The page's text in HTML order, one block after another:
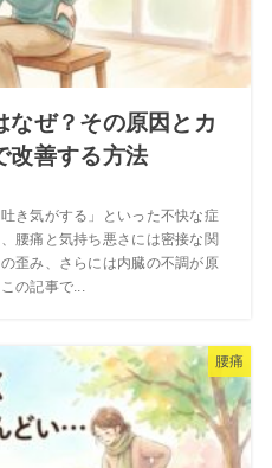
なぜ？その原因とカ
改善する方法
き気がする」といった不快な症
腰痛と気持ち悪さには密接な関
歪み、さらには内臓の不調が原
の記事で...
腰痛